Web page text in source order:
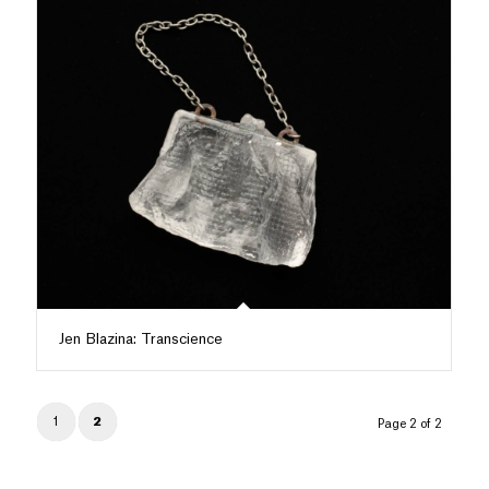
Jen Blazina: Transcience
Page 2 of 2
1 2